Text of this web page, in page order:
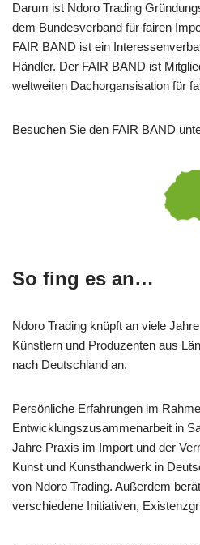
Darum ist Ndoro Trading
dem Bundesverband für fairen
FAIR BAND ist ein
Händler. Der FAIR BAND ist
weltweiten Dachorgansisation für
Besuchen Sie den FAIR BAND
So fing es an…
Ndoro Trading knüpft an viele
Künstlern und Produzenten aus
nach Deutschland an.
Persönliche Erfahrungen im
Entwicklungszusammenarbeit in
Jahre Praxis im Import und der
Kunst und Kunsthandwerk in
von Ndoro Trading. Außerdem
verschiedene Initiativen,